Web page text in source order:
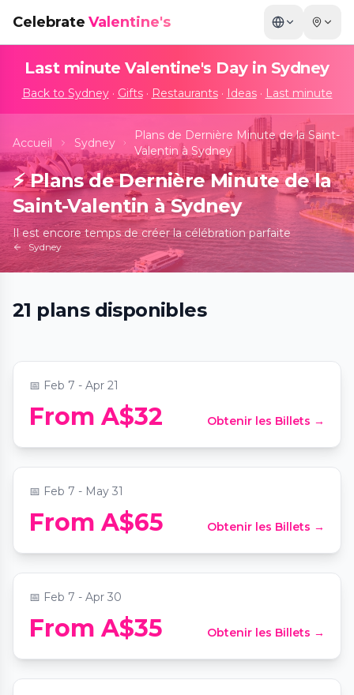
Celebrate Valentine's
Last minute Valentine's Day in Sydney
Back to Sydney· Gifts· Restaurants· Ideas· Last minute
Accueil Sydney
Plans de Dernière Minute de la Saint-
Valentin à Sydney
⚡ Plans de Dernière Minute de la
Saint-Valentin à Sydney
Il est encore temps de créer la célébration parfaite
Sydney
21 plans disponibles
Mind Games - Art Alive!
📅 Feb 7 - Apr 21
From A$32 Obtenir les Billets →
Alcotraz: Sydney's First Prison-Themed
Cocktail Bar
📍Alcotraz Sydney: Cell Block One-Six
📅 Feb 7 - May 31
From A$65 Obtenir les Billets →
Machu Picchu: Journey to the Lost City
📍Fever Pavilion at Sydney Showground
📅 Feb 7 - Apr 30
From A$35 Obtenir les Billets →
Horizon of Khufu: an immersive
expedition to Ancient Egypt
📍Fever Pavilion at Sydney Showground